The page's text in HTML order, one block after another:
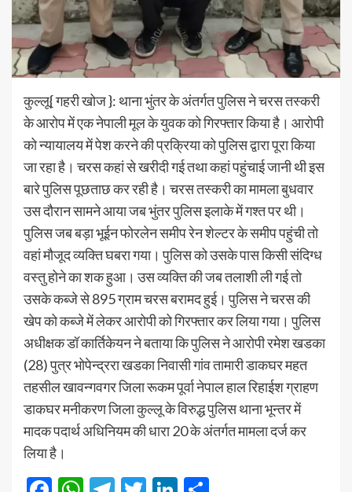
कुल्लू{ गहरी खोज }: थाना भुंतर के अंतर्गत पुलिस ने चरस तस्करी
के आरोप में एक नेपाली मूल के युवक को गिरफ्तार किया है। आरोपी
को न्यायालय में पेश करने की प्रक्रिया को पुलिस द्वारा पूरा किया
जा रहा है। चरस कहां से खरीदी गई तथा कहां पहुंचाई जानी थी इस
बारे पुलिस पूछताछ कर रही है। चरस तस्करी का मामला बुधवार
उस दौरान सामने आया जब भुंतर पुलिस इलाके में गश्त पर थी।
पुलिस जब बड़ा भूईन फोरलेन समीप रेन शेल्टर के समीप पहुंची तो
वहां मौजूद व्यक्ति घबरा गया। पुलिस को उसके पास किसी संदिग्ध
वस्तु होने का शक हुआ। उस व्यक्ति की जब तलाशी ली गई तो
उसके कब्जे से 895 ग्राम चरस बरामद हुई। पुलिस ने चरस की
खेप को कब्जे में लेकर आरोपी को गिरफ्तार कर लिया गया। पुलिस
अधीक्षक डॉ कार्तिकेयन ने बताया कि पुलिस ने आरोपी रमेश खडका
(28) पुत्र भोपेन्द्ररा खडका निवासी गांव तामारी डाकघर महत
तहसील खावन्गवगर जिला रूकम पूर्वा नेपाल हाल रिहाईश ग्राहण
डाकघर मनीकरण जिला कुल्लू के विरुद्ध पुलिस थाना भून्तर में
मादक पदार्थ अधिनियम की धारा 20 के अंतर्गत मामला दर्ज कर
लिया है।